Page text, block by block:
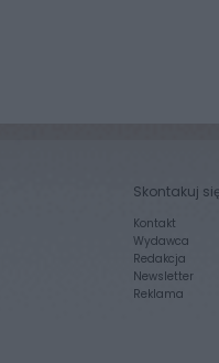
Skontakuj
Kontakt
Wydawca
Redakcja
Newsletter
Reklama